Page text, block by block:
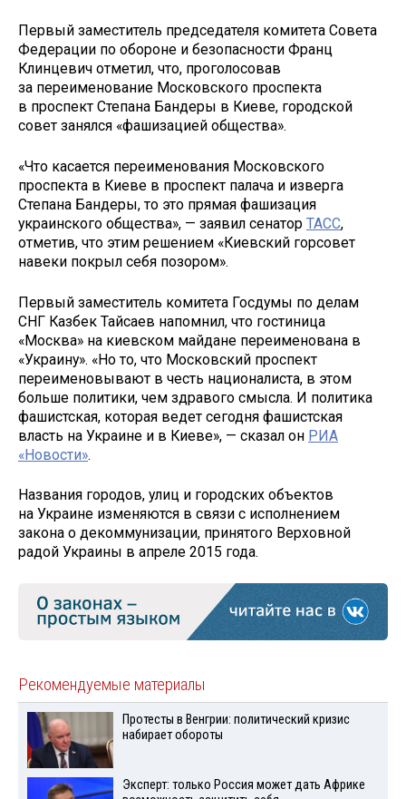
Первый заместитель председателя комитета Совета
Федерации по обороне и безопасности Франц
Клинцевич отметил, что, проголосовав
за переименование Московского проспекта
в проспект Степана Бандеры в Киеве, городской
совет занялся «фашизацией общества».
«Что касается переименования Московского
проспекта в Киеве в проспект палача и изверга
Степана Бандеры, то это прямая фашизация
украинского общества», — заявил сенатор ТАСС,
отметив, что этим решением «Киевский горсовет
навеки покрыл себя позором».
Первый заместитель комитета Госдумы по делам
СНГ Казбек Тайсаев напомнил, что гостиница
«Москва» на киевском майдане переименована в
«Украину». «Но то, что Московский проспект
переименовывают в честь националиста, в этом
больше политики, чем здравого смысла. И политика
фашистская, которая ведет сегодня фашистская
власть на Украине и в Киеве», — сказал он РИА
«Новости».
Названия городов, улиц и городских объектов
на Украине изменяются в связи с исполнением
закона о декоммунизации, принятого Верховной
радой Украины в апреле 2015 года.
Рекомендуемые материалы
Протесты в Венгрии: политический кризис
набирает обороты
Эксперт: только Россия может дать Африке